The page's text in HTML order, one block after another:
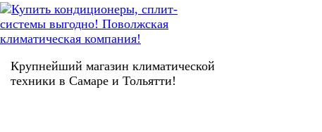
Крупнейший магазин климатической
техники в Самаре и Тольятти!